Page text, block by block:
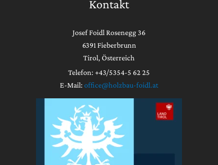
Kontakt
Josef Foidl Rosenegg 36
6391 Fieberbrunn
Tirol, Österreich
Telefon: +43/5354-5 62 25
E-Mail: office@holzbau-foidl.at